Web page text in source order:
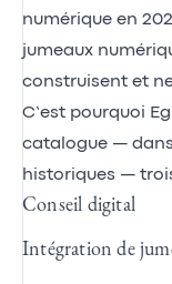
numérique en
jumeaux
construisent et
C’est pourquoi
catalogue —
historiques —
Conseil digital
Intégration de